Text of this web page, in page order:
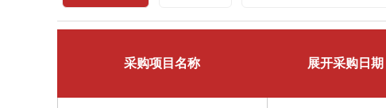
采购项目名称 展开采购日期